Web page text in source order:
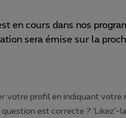
en cours dans nos
sera émise sur la
votre profil en indiquant votre
est correcte ?